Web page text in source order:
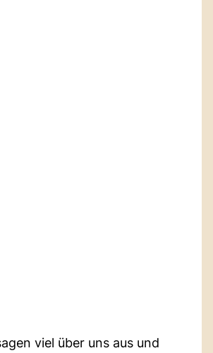
viel über uns aus und